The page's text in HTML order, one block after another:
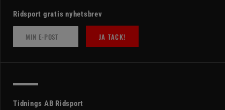
Ridsport gratis nyhetsbrev
JA TACK!
Tidnings AB Ridsport